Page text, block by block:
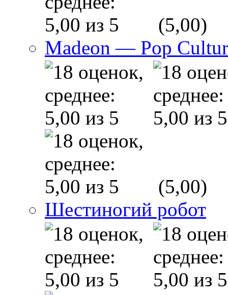
(5,00)
Madeon — Pop
(5,00)
Шестиногий робот